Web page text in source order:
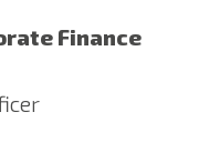
Finance